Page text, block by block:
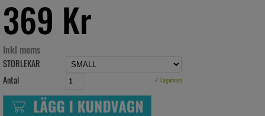
369 Kr
Inkl moms
STORLEKAR
Antal
✓ Lagervara